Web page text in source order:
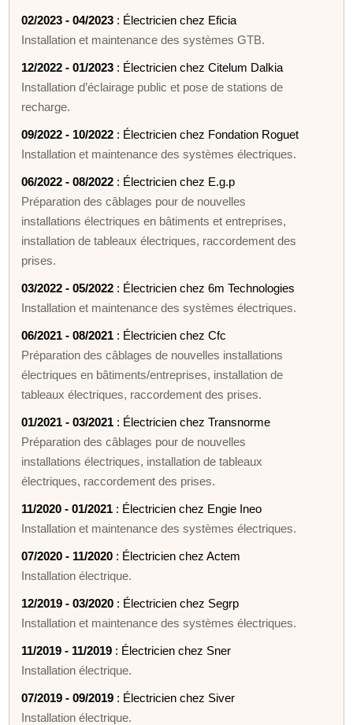
02/2023 - 04/2023 : Électricien chez Eficia
Installation et maintenance des systèmes GTB.
12/2022 - 01/2023 : Électricien chez Citelum Dalkia
Installation d’éclairage public et pose de stations de
recharge.
09/2022 - 10/2022 : Électricien chez Fondation Roguet
Installation et maintenance des systèmes électriques.
06/2022 - 08/2022 : Électricien chez E.g.p
Préparation des câblages pour de nouvelles
installations électriques en bâtiments et entreprises,
installation de tableaux électriques, raccordement des
prises.
03/2022 - 05/2022 : Électricien chez 6m Technologies
Installation et maintenance des systèmes électriques.
06/2021 - 08/2021 : Électricien chez Cfc
Préparation des câblages de nouvelles installations
électriques en bâtiments/entreprises, installation de
tableaux électriques, raccordement des prises.
01/2021 - 03/2021 : Électricien chez Transnorme
Préparation des câblages pour de nouvelles
installations électriques, installation de tableaux
électriques, raccordement des prises.
11/2020 - 01/2021 : Électricien chez Engie Ineo
Installation et maintenance des systèmes électriques.
07/2020 - 11/2020 : Électricien chez Actem
Installation électrique.
12/2019 - 03/2020 : Électricien chez Segrp
Installation et maintenance des systèmes électriques.
11/2019 - 11/2019 : Électricien chez Sner
Installation électrique.
07/2019 - 09/2019 : Électricien chez Siver
Installation électrique.